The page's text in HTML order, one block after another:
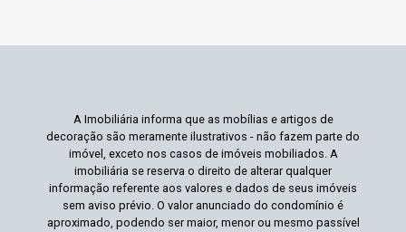
A Imobiliária informa que as mobílias e artigos de
decoração são meramente ilustrativos - não fazem parte do
imóvel, exceto nos casos de imóveis mobiliados. A
imobiliária se reserva o direito de alterar qualquer
informação referente aos valores e dados de seus imóveis
sem aviso prévio. O valor anunciado do condomínio é
aproximado, podendo ser maior, menor ou mesmo passível